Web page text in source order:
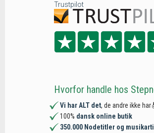
Trustpilot
Hvorfor handle hos
Vi har ALT det, de andre ikke
100% dansk online butik
350.000 Nodetitler og